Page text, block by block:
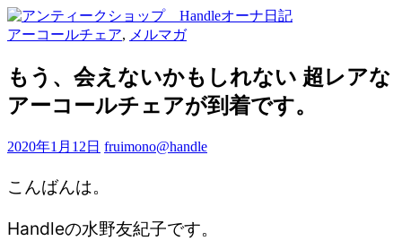
アーコールチェア, メルマガ
もう、会えないかもしれない 超レアな
アーコールチェアが到着です。
2020年1月12日 fruimono@handle
こんばんは。
Handleの水野友紀子です。